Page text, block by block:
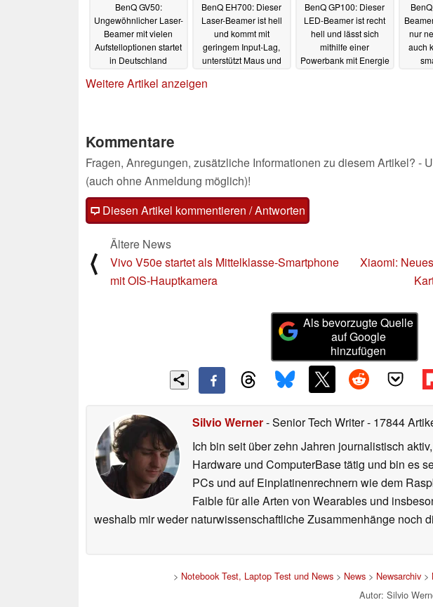
BenQ GV50:
Ungewöhnlicher Laser-
Beamer mit vielen
Aufstelloptionen startet
in Deutschland
BenQ EH700: Dieser
Laser-Beamer ist hell
und kommt mit
geringem Input-Lag,
unterstützt Maus und
BenQ GP100: Dieser
LED-Beamer ist recht
hell und lässt sich
mithilfe einer
Powerbank mit Energie
nur
auch
Weitere Artikel anzeigen
Kommentare
Fragen, Anregungen, zusätzliche Informationen zu diesem Artikel? -
(auch ohne Anmeldung möglich)!
Diesen Artikel kommentieren / Antworten
⟨
Ältere News
Vivo V50e startet als Mittelklasse-Smartphone
mit OIS-Hauptkamera
Xiaomi:
Als bevorzugte Quelle
auf Google
hinzufügen
Silvio Werner- Senior Tech Writer- 17844
Ich bin seit über zehn Jahren journalistisch
Hardware und ComputerBase tätig und bin es
PCs und auf Einplatinenrechnern wie dem
Faible für alle Arten von Wearables und
weshalb mir weder naturwissenschaftliche Zusammenhänge noch
> Notebook Test, Laptop Test und News> News> Newsarchiv>
Autor: Silvio